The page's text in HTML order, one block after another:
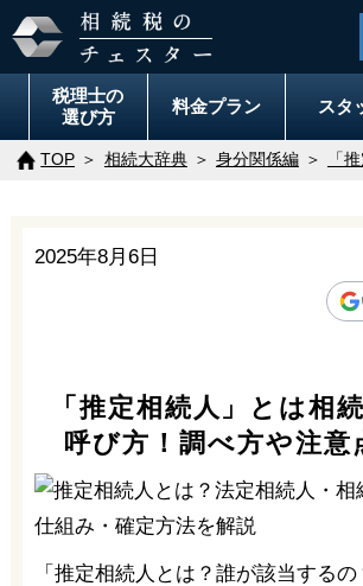
税理士の
選び方
料金プラン スタ
TOP 相続大辞典 身分関係編 「
2025年8月6日
「推定相続人」とは相
呼び方！調べ方や注意
「推定相続人とは？誰が該当するの